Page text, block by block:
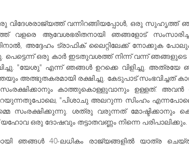
വിദേശരാജ്യത്ത് വന്നിറങ്ങിയപ്പോൾ, ഒരു സുഹൃത്ത്
ആവേശഭരിതനായി ഞങ്ങളോട്
അദ്ദേഹം ട്രാഫിക് ലൈറ്റിലേക്ക് നോക്കുക
പെട്ടെന്ന് ഒരു കാർ ഇടതുവശത്ത് നിന്ന് വന്ന്
"യേശു" എന്ന് ഞങ്ങൾ ഉറക്കെ വിളിച്ചു.
അത്ഭുതകരമായി രക്ഷിച്ചു. കേടുപാട് സംഭവിച്ചത്
കാത്തുകൊള്ളുവാനും ഉള്ളത്. അവൻ
"പിശാചു അലറുന്ന സിംഹം
സംരക്ഷിക്കുന്നു. ശത്രു വരുന്നത് മോഷ്ടിക്കാനും
ഒരു ദോഷവും തട്ടാതവണ്ണം നിന്നെ
ഞങ്ങൾ 40-ലധികം രാജ്യങ്ങളിൽ യാത്ര